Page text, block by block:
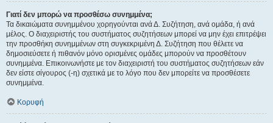
Γιατί δεν μπορώ να προσθέσω συνημμένα;
Τα δικαιώματα συνημμένου χορηγούνται ανά Δ. Συζήτηση, ανά ομάδα, ή ανά
μέλος. Ο διαχειριστής του συστήματος συζητήσεων μπορεί να μην έχει επιτρέψει
την προσθήκη συνημμένων στη συγκεκριμένη Δ. Συζήτηση που θέλετε να
δημοσιεύσετε ή πιθανόν μόνο ορισμένες ομάδες μπορούν να προσθέτουν
συνημμένα. Επικοινωνήστε με τον διαχειριστή του συστήματος συζητήσεων εάν
δεν είστε σίγουρος (-η) σχετικά με το λόγο που δεν μπορείτε να προσθέσετε
συνημμένα.
Κορυφή